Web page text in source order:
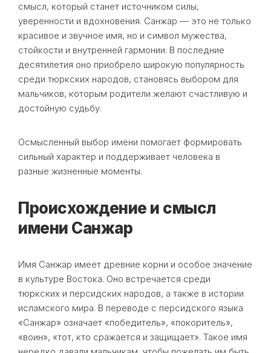
смысл, который станет источником силы,
уверенности и вдохновения. Санжар — это не только
красивое и звучное имя, но и символ мужества,
стойкости и внутренней гармонии. В последние
десятилетия оно приобрело широкую популярность
среди тюркских народов, становясь выбором для
мальчиков, которым родители желают счастливую и
достойную судьбу.
Осмысленный выбор имени помогает формировать
сильный характер и поддерживает человека в
разные жизненные моменты.
Происхождение и смысл
имени Санжар
Имя Санжар имеет древние корни и особое значение
в культуре Востока. Оно встречается среди
тюркских и персидских народов, а также в истории
исламского мира. В переводе с персидского языка
«Санжар» означает «победитель», «покоритель»,
«воин», «тот, кто сражается и защищает». Такое имя